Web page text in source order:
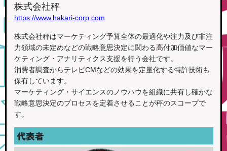
株式会社秤
https://www.hakari-corp.com
株式会社秤はマーケティング予算全体の最適化や注力及び非注
力領域の未定めなどの戦略意思決定に関わる高付加価値なマー
ケティング・アナリティクス支援を行う会社です。
消費者調査からテレビCMなどの効果を定量化する特許技術も
保有しています。
マーケティング・サイエンスのノウハウを組織に共有し確かな
戦略意思決定のプロセスを定着させることが秤のスコープで
す。
代表者